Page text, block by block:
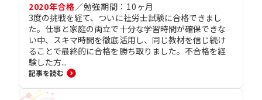
2020年合格／勉強期間： 10 ヶ月
3度の挑戦を経て、ついに社労士試験に合格できまし
た。仕事と家庭の両立で十分な学習時間が確保できな
い中、スキマ時間を徹底活用し、同じ教材を信じ続け
ることで最終的に合格を勝ち取りました。不合格を経
験した方...
記事を読む